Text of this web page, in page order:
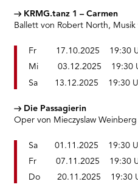
KRMG.tanz 1 – Carmen
Ballett von Robert North,
Fr 17.10.2025 19:30
Mi 03.12.2025 19:30
Sa 13.12.2025 19:30
Die Passagierin
Oper von Mieczyslaw Weinberg
Sa 01.11.2025 19:30
Fr 07.11.2025 19:30
Do 20.11.2025 19:30